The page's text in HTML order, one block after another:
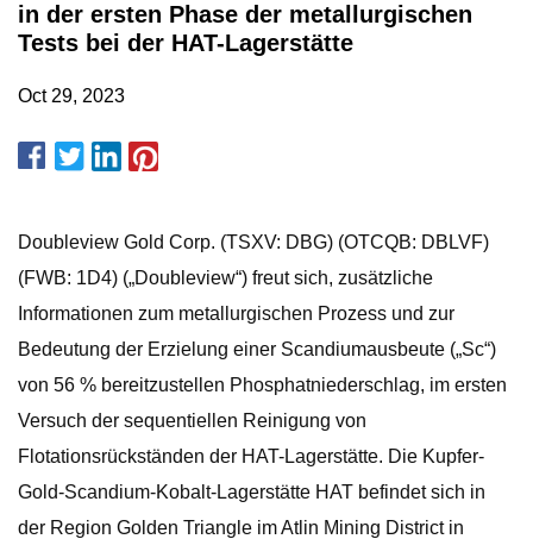
in der ersten Phase der metallurgischen
Tests bei der HAT-Lagerstätte
Oct 29, 2023
Doubleview Gold Corp. (TSXV: DBG) (OTCQB: DBLVF)
(FWB: 1D4) („Doubleview“) freut sich, zusätzliche
Informationen zum metallurgischen Prozess und zur
Bedeutung der Erzielung einer Scandiumausbeute („Sc“)
von 56 % bereitzustellen Phosphatniederschlag, im ersten
Versuch der sequentiellen Reinigung von
Flotationsrückständen der HAT-Lagerstätte. Die Kupfer-
Gold-Scandium-Kobalt-Lagerstätte HAT befindet sich in
der Region Golden Triangle im Atlin Mining District in